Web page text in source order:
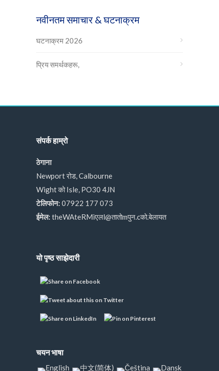
नवीनतम समाचार & घटनाक्रम
घटनाक्रम 2026
प्रिय समर्थकहरू,
संपर्क हाम्रो
ठेगाना
Newport रोड, Calbourne
Wight को Isle, PO30 4JN
टेलिफोन: 07922 177 073
ईमेल: theWAteRMiएलl@तातोmपुन.cको.बेलायत
यो पृष्ठ साझेदारी
चयन भाषा